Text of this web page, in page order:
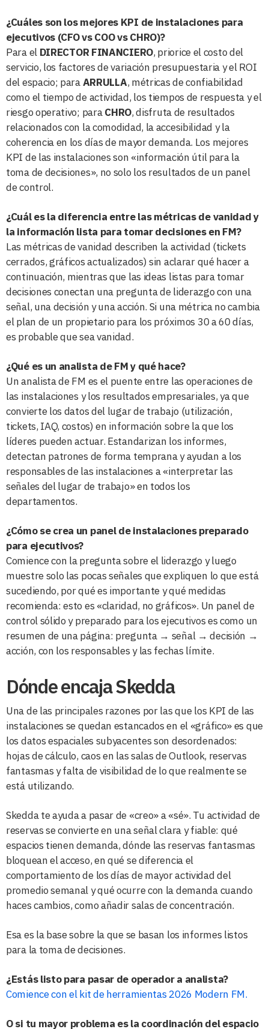
¿Cuáles son los mejores KPI de instalaciones para
ejecutivos (CFO vs COO vs CHRO)?
Para el DIRECTOR FINANCIERO, priorice el costo del
servicio, los factores de variación presupuestaria y el ROI
del espacio; paraARRULLA, métricas de confiabilidad
como el tiempo de actividad, los tiempos de respuesta y el
riesgo operativo; paraCHRO, disfruta de resultados
relacionados con la comodidad, la accesibilidad y la
coherencia en los días de mayor demanda. Los mejores
KPI de las instalaciones son «información útil para la
toma de decisiones», no solo los resultados de un panel
de control.
¿Cuál es la diferencia entre las métricas de vanidad y
la información lista para tomar decisiones en FM?
Las métricas de vanidad describen la actividad (tickets
cerrados, gráficos actualizados) sin aclarar qué hacer a
continuación, mientras que las ideas listas para tomar
decisiones conectan una pregunta de liderazgo con una
señal, una decisión y una acción. Si una métrica no cambia
el plan de un propietario para los próximos 30 a 60 días,
es probable que sea vanidad.
¿Qué es un analista de FM y qué hace?
Un analista de FM es el puente entre las operaciones de
las instalaciones y los resultados empresariales, ya que
convierte los datos del lugar de trabajo (utilización,
tickets, IAQ, costos) en información sobre la que los
líderes pueden actuar. Estandarizan los informes,
detectan patrones de forma temprana y ayudan a los
responsables de las instalaciones a «interpretar las
señales del lugar de trabajo» en todos los
departamentos.
¿Cómo se crea un panel de instalaciones preparado
para ejecutivos?
Comience con la pregunta sobre el liderazgo y luego
muestre solo las pocas señales que expliquen lo que está
sucediendo, por qué es importante y qué medidas
recomienda: esto es «claridad, no gráficos». Un panel de
control sólido y preparado para los ejecutivos es como un
resumen de una página: pregunta → señal → decisión →
acción, con los responsables y las fechas límite.
Dónde encaja Skedda
Una de las principales razones por las que los KPI de las
instalaciones se quedan estancados en el «gráfico» es que
los datos espaciales subyacentes son desordenados:
hojas de cálculo, caos en las salas de Outlook, reservas
fantasmas y falta de visibilidad de lo que realmente se
está utilizando.
Skedda te ayuda a pasar de «creo» a «sé». Tu actividad de
reservas se convierte en una señal clara y fiable: qué
espacios tienen demanda, dónde las reservas fantasmas
bloquean el acceso, en qué se diferencia el
comportamiento de los días de mayor actividad del
promedio semanal y qué ocurre con la demanda cuando
haces cambios, como añadir salas de concentración.
Esa es la base sobre la que se basan los informes listos
para la toma de decisiones.
¿Estás listo para pasar de operador a analista?
Comience con el kit de herramientas 2026 Modern FM.
O si tu mayor problema es la coordinación del espacio